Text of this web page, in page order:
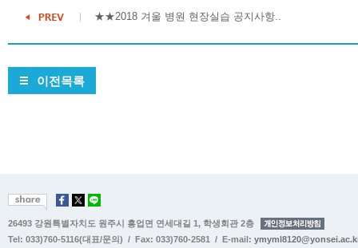
★★2018 겨울 병원 현장실습 공지사항..
이전목록
26493 강원특별자치도 원주시 흥업면 연세대길 1, 학생회관 2층
Tel: 033)760-5116(대표/문의) / Fax: 033)760-2581 / E-mail: